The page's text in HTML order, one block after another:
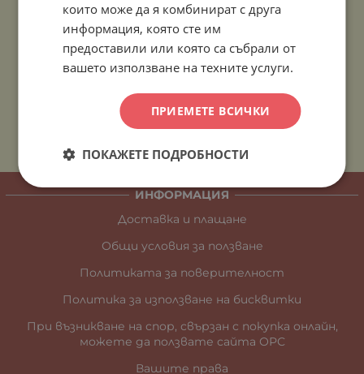
ИНФОРМАЦИЯ
Доставка и плащане
Общи условия за ползване
Политиката за поверителност
Политика за използване на бисквитки
При възникване на спор, свързан с покупка онлайн,
можете да ползвате сайта ОРС
Вашите права
които може да я комбинират с друга
информация, която сте им
предоставили или която са събрали от
вашето използване на техните услуги.
ПРИЕМЕТЕ ВСИЧКИ
ПОКАЖЕТЕ ПОДРОБНОСТИ